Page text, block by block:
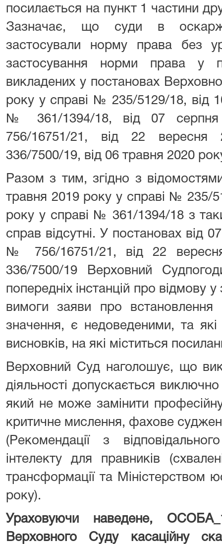
посилається на пункт 1 частини
Зазначає, що суди в
застосували норму права без
застосування норми права у
викладених у постановах
року у справі № 235/5129/18, від
№ 361/1394/18, від 07
756/16751/21, від 22
336/7500/19, від 06 травня 2020
Разом з тим, згідно з
травня 2019 року у справі № 235/
року у справі № 361/1394/18 з
справ відсутні. У постановах від
№ 756/16751/21, від 22
336/7500/19 Верховний
попередніх інстанцій про відмову
вимоги заяви про
значення, є недоведеними, та
висновків, на які міститься
Верховний Суд наголошує, що
діяльності допускається
який не може замінити
критичне мислення, фахове
(Рекомендації з
інтелекту для правників
трансформації та Міністерством
року).
Ураховуючи наведене,
Верховного Суду касаційну